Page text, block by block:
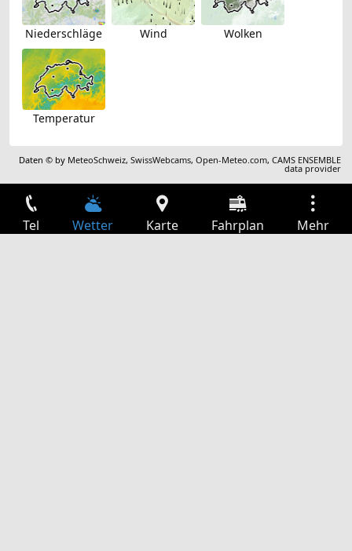
Niederschläge Wind Wolken
Temperatur
Daten © by MeteoSchweiz,SwissWebcams,Open-Meteo.com,CAMS ENSEMBLE
data provider
Tel Wetter Karte Fahrplan Mehr